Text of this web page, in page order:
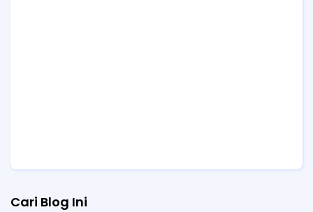
Cari Blog Ini